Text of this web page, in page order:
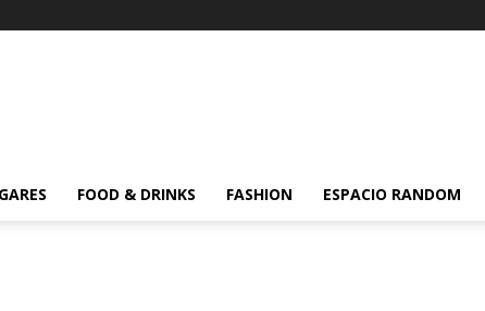
FOOD & DRINKS FASHION ESPACIO RANDOM